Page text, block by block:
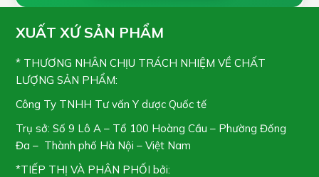
XUẤT XỨ SẢN PHẨM
* THƯƠNG NHÂN CHỊU TRÁCH NHIỆM VỀ CHẤT
LƯỢNG SẢN PHẨM:
Công Ty TNHH Tư vấn Y dược Quốc tế
Trụ sở: Số 9 Lô A – Tổ 100 Hoàng Cầu – Phường Đống
Đa – Thành phố Hà Nội – Việt Nam
*TIẾP THỊ VÀ PHÂN PHỐI bởi: